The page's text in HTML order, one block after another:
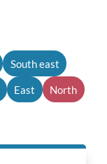
South east
East North